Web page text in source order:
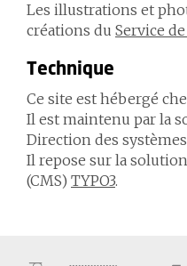
Les illustrations et
créations du Service
Technique
Ce site est hébergé
Il est maintenu par la
Direction des
Il repose sur la
(CMS) TYPO3.